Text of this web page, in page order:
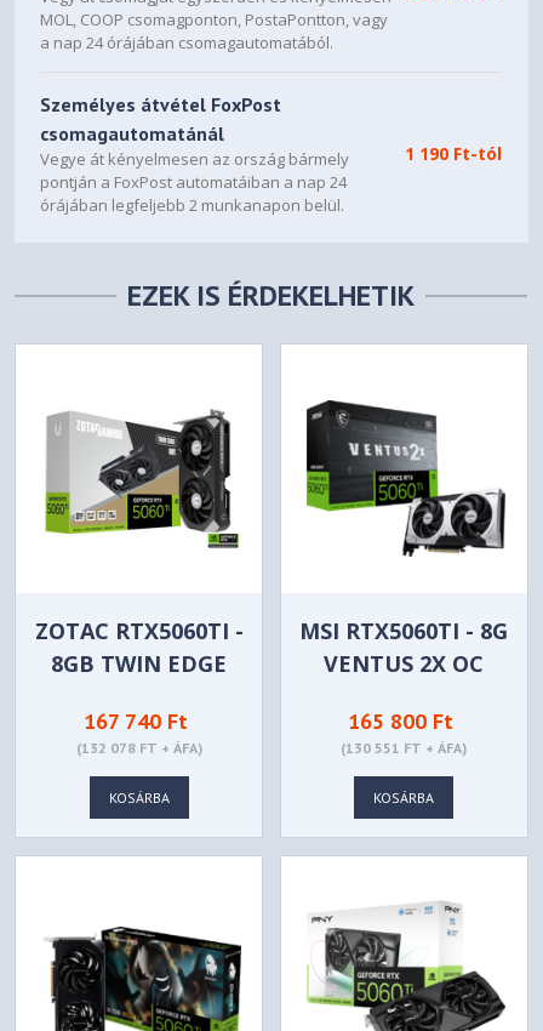
MOL, COOP csomagponton, PostaPontton, vagy
a nap 24 órájában csomagautomatából.
Személyes átvétel FoxPost
csomagautomatánál
Vegye át kényelmesen az ország bármely
pontján a FoxPost automatáiban a nap 24
órájában legfeljebb 2 munkanapon belül.
1 190 Ft-tól
EZEK IS ÉRDEKELHETIK
ZOTAC RTX5060TI -
8GB TWIN EDGE
10M
167 740 Ft
(132 078 FT + ÁFA)
KOSÁRBA
MSI RTX5060TI - 8G
VENTUS 2X OC
165 800 Ft
(130 551 FT + ÁFA)
KOSÁRBA